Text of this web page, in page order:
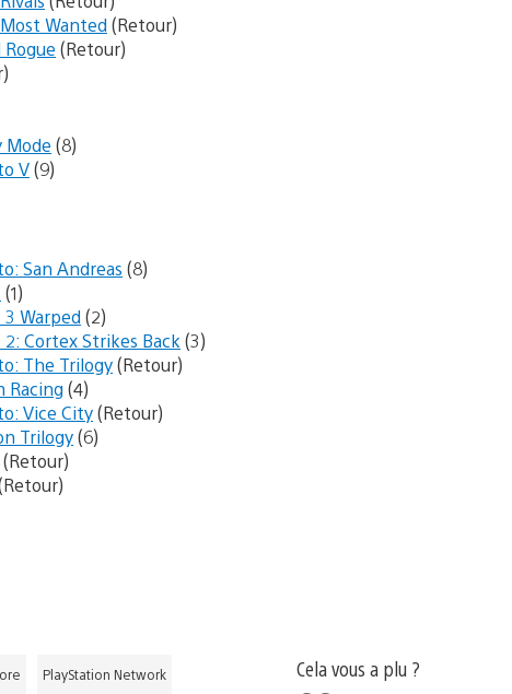
Wanted (Retour)
Rogue (Retour)
Mode (8)
V(9)
San Andreas (8)
(1)
Warped (2)
Cortex Strikes Back (3)
The Trilogy(Retour)
Racing (4)
Vice City(Retour)
Trilogy(6)
(Retour)
PlayStation Network
Cela vous a plu ?